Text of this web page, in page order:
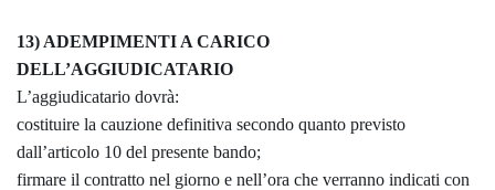
13) ADEMPIMENTI A CARICO
DELL’AGGIUDICATARIO
L’aggiudicatario dovrà:
costituire la cauzione definitiva secondo quanto previsto
dall’articolo 10 del presente bando;
firmare il contratto nel giorno e nell’ora che verranno indicati con